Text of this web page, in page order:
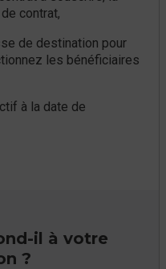
contrat,
de destination pour
les bénéficiaires
à la date de
il à votre
?